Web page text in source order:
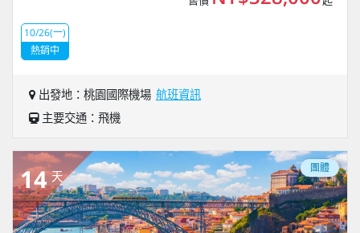
10/26(一)
熱銷中
出發地：桃園國際機場 航班資訊
主要交通：飛機
14 天
團體